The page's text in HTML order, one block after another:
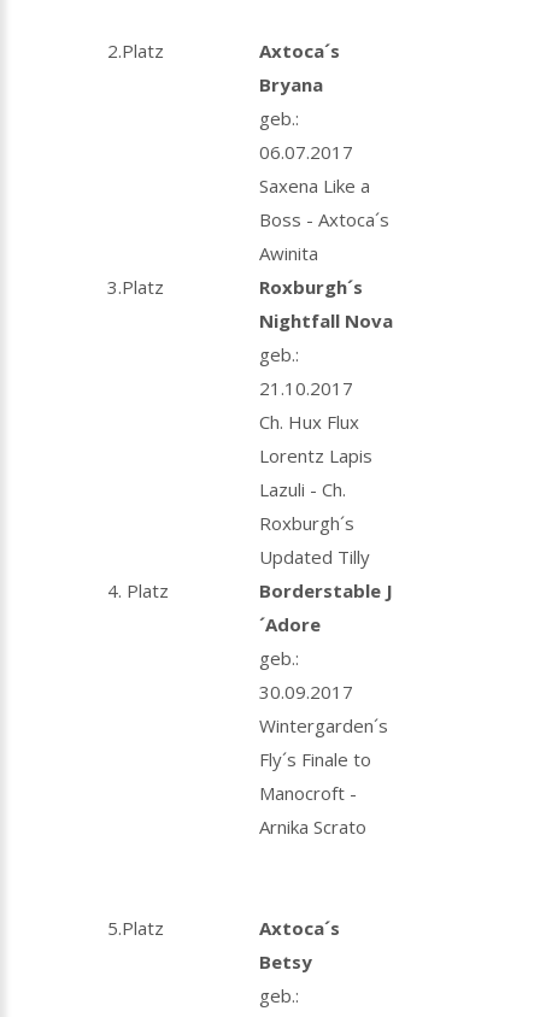
2.Platz
Axtoca´s
Bryana
geb.:
06.07.2017
Saxena Like a
Boss - Axtoca´s
Awinita
3.Platz
Roxburgh´s
Nightfall Nova
geb.:
21.10.2017
Ch. Hux Flux
Lorentz Lapis
Lazuli - Ch.
Roxburgh´s
Updated Tilly
4. Platz
Borderstable J
´Adore
geb.:
30.09.2017
Wintergarden´s
Fly´s Finale to
Manocroft -
Arnika Scrato
5.Platz
Axtoca´s
Betsy
geb.: